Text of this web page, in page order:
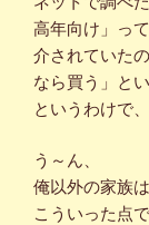
高年向け」っ
介されていた
なら買う」と
というわけで
う～ん、
俺以外の家族
こういった点